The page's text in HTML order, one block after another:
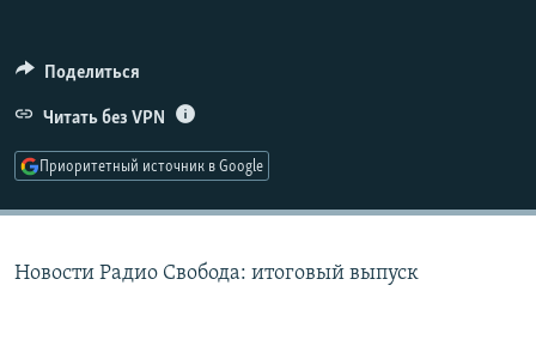
ПОДПИШИТЕСЬ НА РАССЫЛКУ
СОЦИАЛЬНЫЕ СЕТИ
Поделиться
Читать без VPN
Приоритетный источник в Google
Новости Радио Свобода: итоговый выпуск